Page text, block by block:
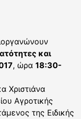
και
, ώρα 18:30-
Χριστιάνα
Αγροτικής
της Ειδικής